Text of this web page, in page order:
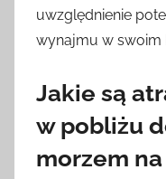
uwzględnienie
wynajmu w swoim
Jakie są
w pobliżu
morzem